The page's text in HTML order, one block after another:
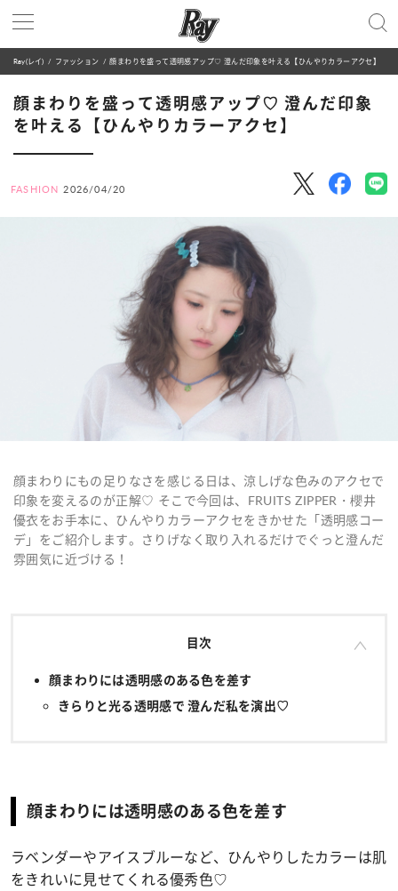
Ray(レイ) ファッション 顔まわりを盛って透明感アップ♡ 澄んだ印象を叶える【ひんやりカラーアクセ】
顔まわりを盛って透明感アップ♡ 澄んだ印象
を叶える【ひんやりカラーアクセ】
FASHION 2026/04/20
顔まわりにもの足りなさを感じる日は、涼しげな色みのアクセで
印象を変えるのが正解♡ そこで今回は、FRUITS ZIPPER・櫻井
優衣をお手本に、ひんやりカラーアクセをきかせた「透明感コー
デ」をご紹介します。さりげなく取り入れるだけでぐっと澄んだ
雰囲気に近づける！
目次
顔まわりには透明感のある色を差す
きらりと光る透明感で 澄んだ私を演出♡
顔まわりには透明感のある色を差す
ラベンダーやアイスブルーなど、ひんやりしたカラーは肌
をきれいに見せてくれる優秀色♡